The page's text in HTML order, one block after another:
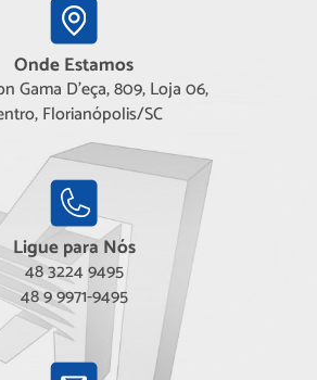
Onde Estamos
Gama D'eça, 809, Loja 06,
Florianópolis/SC
Ligue para Nós
48 3224 9495
48 9 9971-9495